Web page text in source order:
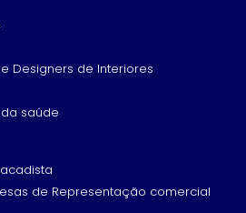
Designers de Interiores
saúde
de Representação comercial